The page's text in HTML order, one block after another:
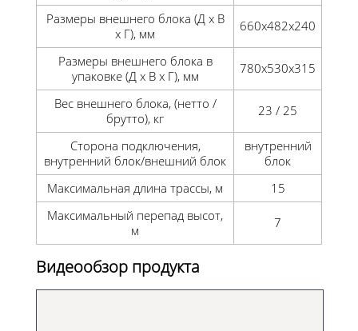
Размеры внешнего блока (Д x В
x Г), мм
660x482x240
Размеры внешнего блока в
упаковке (Д x В x Г), мм
780x530x315
Вес внешнего блока, (нетто /
брутто), кг
23 / 25
Сторона подключения,
внутренний блок/внешний блок
внутренний
блок
Максимальная длина трассы, м
15
Максимальный перепад высот,
м
7
Видеообзор продукта